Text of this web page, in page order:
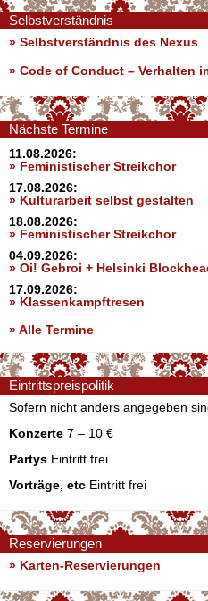
Selbstverständnis
» Selbstverständnis des Nexus
» Code of Conduct – Verhalten
Nächste Termine
11.08.2026:
» Feministischer Streikchor
17.08.2026:
» Kulturarbeit selbst gestalten
18.08.2026:
» Feministischer Streikchor
04.09.2026:
» Oi! Gebroi + Helsinki
17.09.2026:
» Klassenkampftresen
» Alle Termine
Eintrittspreispolitik
Sofern nicht anders angegeben
Konzerte 7 – 10 €
Partys Eintritt frei
Vorträge, etc Eintritt frei
Reservierungen
» Karten-Reservierungen